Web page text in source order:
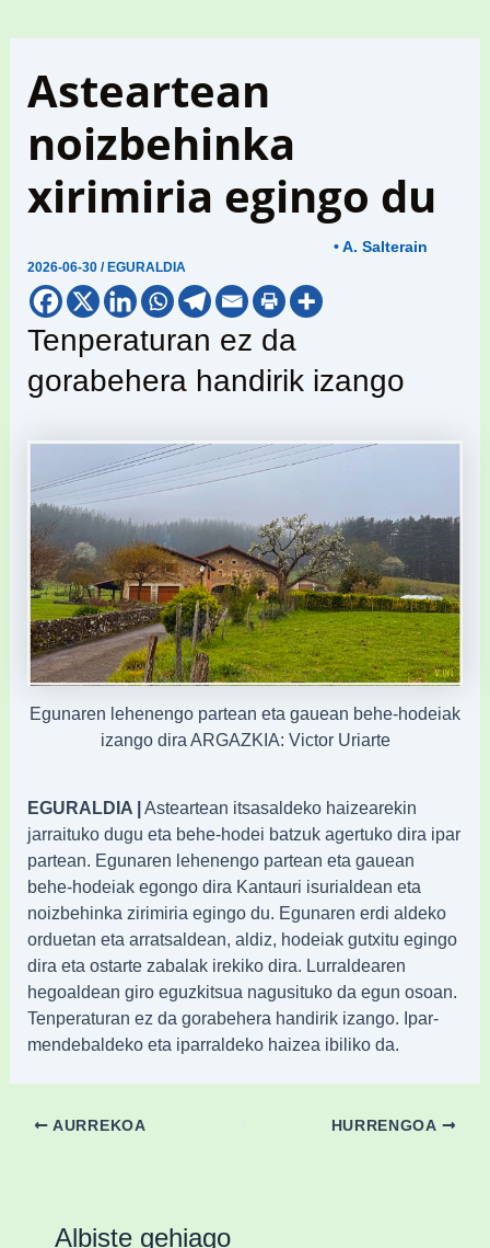
Asteartean
noizbehinka
xirimiria egingo du
2026-06-30/ EGURALDIA
• A. Salterain
Tenperaturan ez da
gorabehera handirik izango
Egunaren lehenengo partean eta gauean behe-hodeiak
izango dira ARGAZKIA: Victor Uriarte
EGURALDIA |Asteartean itsasaldeko haizearekin
jarraituko dugu eta behe-hodei batzuk agertuko dira ipar
partean. Egunaren lehenengo partean eta gauean
behe-hodeiak egongo dira Kantauri isurialdean eta
noizbehinka zirimiria egingo du. Egunaren erdi aldeko
orduetan eta arratsaldean, aldiz, hodeiak gutxitu egingo
dira eta ostarte zabalak irekiko dira. Lurraldearen
hegoaldean giro eguzkitsua nagusituko da egun osoan.
Tenperaturan ez da gorabehera handirik izango. Ipar-
mendebaldeko eta iparraldeko haizea ibiliko da.
AURREKOA HURRENGOA
Albiste gehiago